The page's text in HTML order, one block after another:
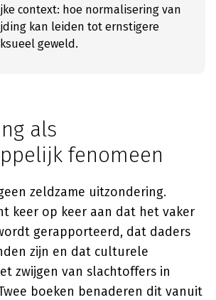
context: hoe normalisering van
kan leiden tot ernstigere
geweld.
als
fenomeen
zeldzame uitzondering.
keer op keer aan dat het vaker
gerapporteerd, dat daders
zijn en dat culturele
zwijgen van slachtoffers in
boeken benaderen dit vanuit